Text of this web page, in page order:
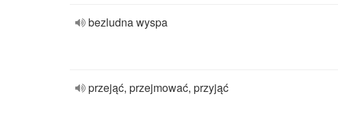
bezludna wyspa
przejąć, przejmować, przyjąć